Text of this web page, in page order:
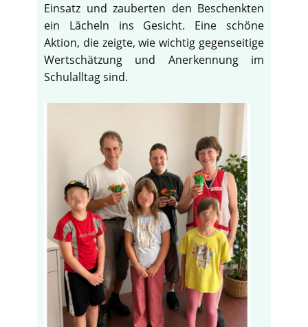
Einsatz und zauberten den Beschenkten
ein Lächeln ins Gesicht. Eine schöne
Aktion, die zeigte, wie wichtig gegenseitige
Wertschätzung und Anerkennung im
Schulalltag sind.